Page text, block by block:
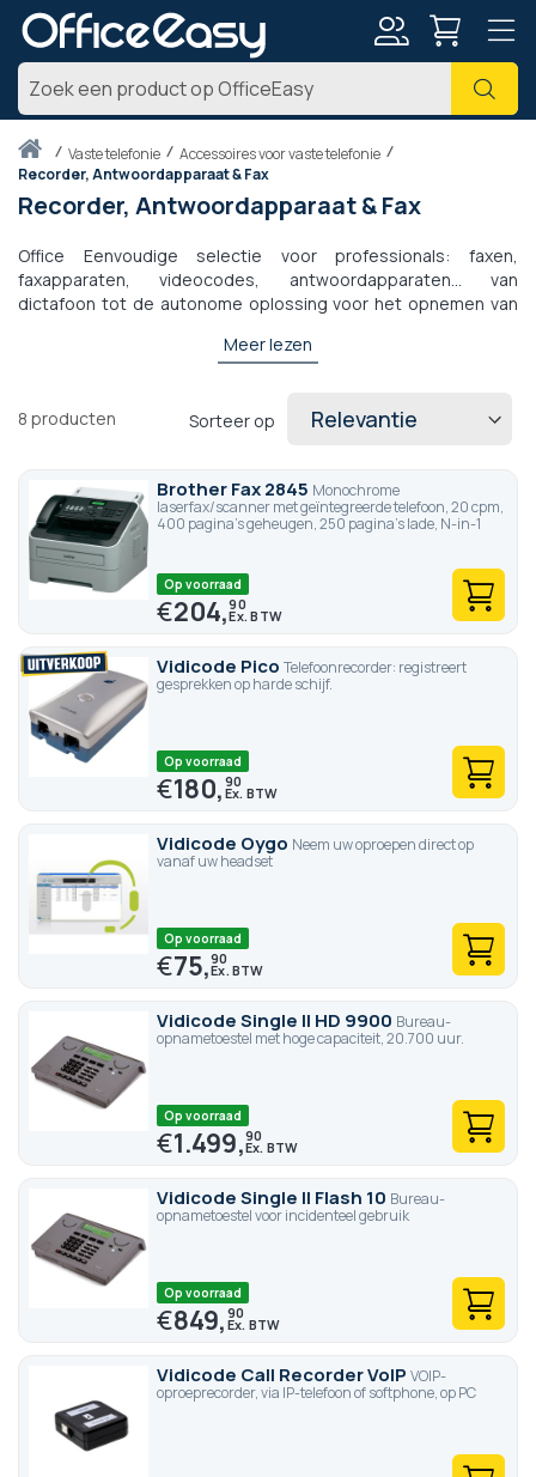
Zoek
Thuisvaste telefonie
Accessoires voor vaste telefonie
Recorder, Antwoordapparaat & Fax
Recorder, Antwoordapparaat & Fax
Office Eenvoudige selectie voor professionals: faxen,
faxapparaten, videocodes, antwoordapparaten... van
dictafoon tot de autonome oplossing voor het opnemen van
Meer lezen
8 producten Sorteer op
Brother Fax 2845 Monochrome
laserfax/scanner met geïntegreerde telefoon, 20 cpm,
400 pagina's geheugen, 250 pagina's lade, N-in-1
Op voorraad
€204,90
Vidicode Pico Telefoonrecorder: registreert
gesprekken op harde schijf.
Op voorraad
€180,90
Vidicode Oygo Neem uw oproepen direct op
vanaf uw headset
Op voorraad
€75,90
Vidicode Single II HD 9900 Bureau-
opnametoestel met hoge capaciteit, 20.700 uur.
Op voorraad
€1.499,90
Vidicode Single II Flash 10 Bureau-
opnametoestel voor incidenteel gebruik
Op voorraad
€849,90
Vidicode Call Recorder VoIP VOIP-
oproeprecorder, via IP-telefoon of softphone, op PC